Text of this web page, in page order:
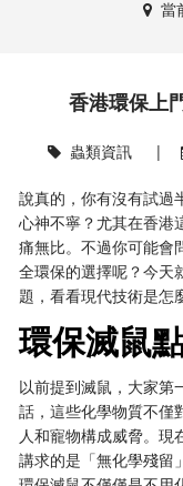
當
香港環保上
蟲類資訊|
說真的，你有沒有試過
心神不寧？尤其在香港
痛無比。不過你可能會
全環保的選擇呢？今天
題，看看現代技術是怎
環保滅鼠
以前提到滅鼠，大家第
話，這些化學物質不僅
人和寵物構成威脅。現
講求的是「無化學殘留